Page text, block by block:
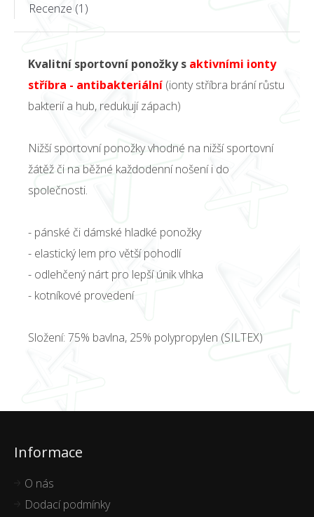
Recenze (1)
Kvalitní sportovní ponožky s aktivními ionty
stříbra - antibakteriální (ionty stříbra brání růstu
bakterií a hub, redukují zápach)
Nižší sportovní ponožky vhodné na nižší sportovní
žátěž či na běžné každodenní nošení i do
společnosti.
- pánské či dámské hladké ponožky
- elastický lem pro větší pohodlí
- odlehčený nárt pro lepší únik vlhka
- kotníkové provedení
Složení: 75% bavlna, 25% polypropylen (SILTEX)
Informace
O nás
Dodací podmínky